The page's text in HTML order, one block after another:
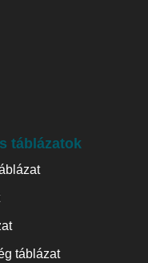
táblázatok
táblázat